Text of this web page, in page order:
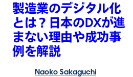
製造業のデジタル化
とは？日本のDXが進
まない理由や成功事
例を解説
Naoko Sakaguchi